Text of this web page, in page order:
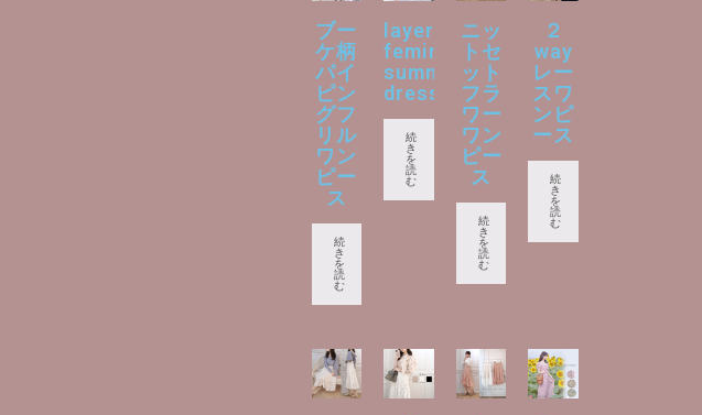
ブー
ケ柄
パイ
ピン
グフ
リル
ワン
ピー
ス
続
き
を
読
む
layered
feminine
summer
dress
続
き
を
読
む
ニッ
トセ
ット
フラ
ワー
ワン
ピー
ス
続
き
を
読
む
２
way
レー
スワ
ンピ
ース
続
き
を
読
む